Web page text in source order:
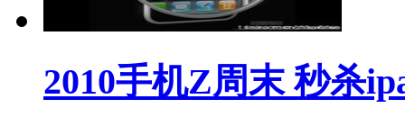
2010手机Z周末 秒杀